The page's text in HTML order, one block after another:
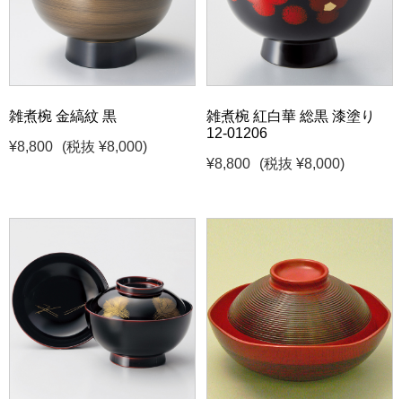
雑煮椀 金縞紋 黒
¥8,800
(税抜 ¥8,000)
雑煮椀 紅白華 総黒 漆塗り
12-01206
¥8,800
(税抜 ¥8,000)